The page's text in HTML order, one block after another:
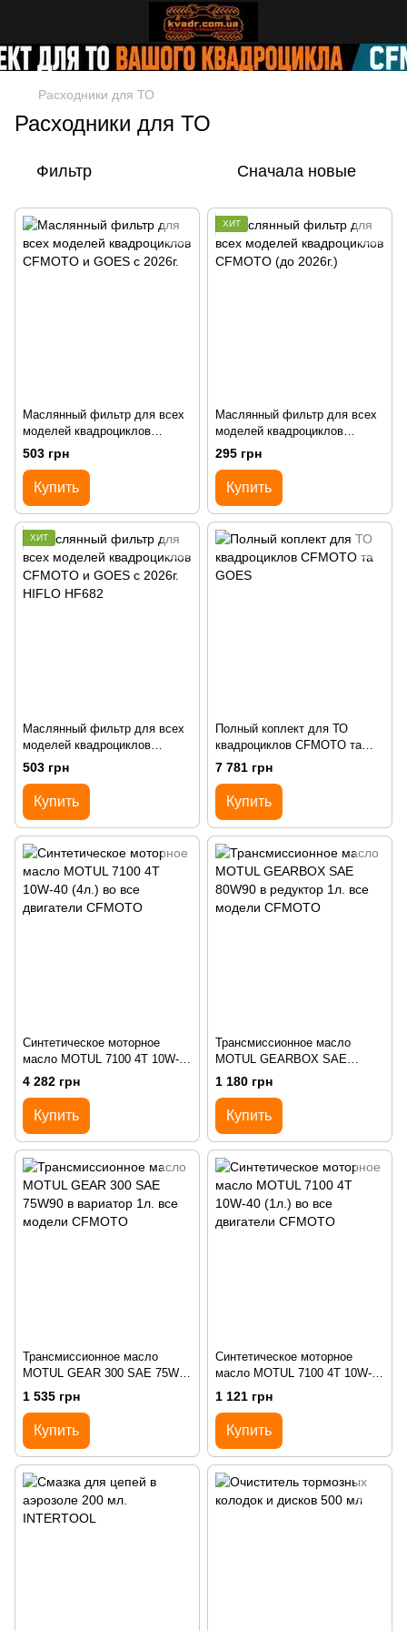
Расходники для ТО
Расходники для ТО
Фильтр Сначала новые
Маслянный фильтр для всех
моделей квадроциклов
CFMOTO и GOES с 2026г.
503 грн
Купить
ХИТ
Маслянный фильтр для всех
моделей квадроциклов
CFMOTO (до 2026г.)
295 грн
Купить
ХИТ
Маслянный фильтр для всех
моделей квадроциклов
CFMOTO и GOES с 2026г.
HIFLO HF682
503 грн
Купить
Полный коплект для ТО
квадроциклов CFMOTO та
GOES
7 781 грн
Купить
Синтетическое моторное
масло MOTUL 7100 4T 10W-40
(4л.) во все двигатели
CFMOTO
4 282 грн
Купить
Трансмиссионное масло
MOTUL GEARBOX SAE
80W90 в редуктор 1л. все
модели CFMOTO
1 180 грн
Купить
Трансмиссионное масло
MOTUL GEAR 300 SAE 75W90
в вариатор 1л. все модели
CFMOTO
1 535 грн
Купить
Синтетическое моторное
масло MOTUL 7100 4T 10W-40
(1л.) во все двигатели
CFMOTO
1 121 грн
Купить